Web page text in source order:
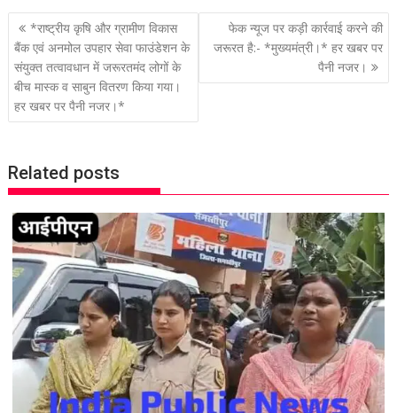
P
o
s
t
n
v
i
g
a
t
i
o
n
*राष्ट्रीय कृषि और ग्रामीण विकास
बैंक एवं अनमोल उपहार सेवा फाउंडेशन के
संयुक्त तत्वावधान में जरूरतमंद लोगों के
बीच मास्क व साबुन वितरण किया गया।
हर खबर पर पैनी नजर।*
फेक न्यूज पर कड़ी कार्रवाई करने की
जरूरत है:- *मुख्यमंत्री।* हर खबर पर
पैनी नजर।
Related posts